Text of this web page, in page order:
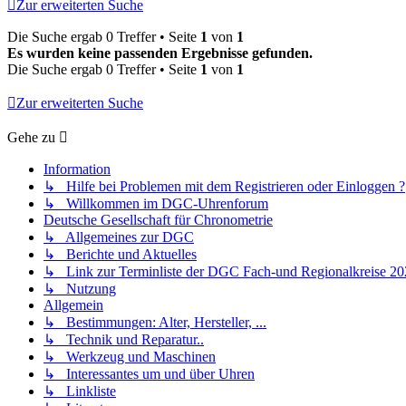
Zur erweiterten Suche
Die Suche ergab 0 Treffer • Seite 1 von 1
Es wurden keine passenden Ergebnisse gefunden.
Die Suche ergab 0 Treffer • Seite 1 von 1
Zur erweiterten Suche
Gehe zu
Information
↳ Hilfe bei Problemen mit dem Registrieren oder Einloggen ?
↳ Willkommen im DGC-Uhrenforum
Deutsche Gesellschaft für Chronometrie
↳ Allgemeines zur DGC
↳ Berichte und Aktuelles
↳ Link zur Terminliste der DGC Fach-und Regionalkreise
↳ Nutzung
Allgemein
↳ Bestimmungen: Alter, Hersteller, ...
↳ Technik und Reparatur..
↳ Werkzeug und Maschinen
↳ Interessantes um und über Uhren
↳ Linkliste